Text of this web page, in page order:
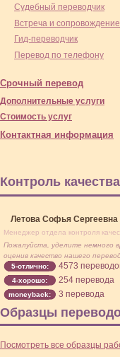
Cудебный переводчик
Встреча и сопровождение
Гид-переводчик
Перевод по телефону
Срочный перевод
Дополнительные услуги
Стоимость услуг
Контактная информация
Контроль качества
Летова Софья Сергеевна
Менеджер отдела контроля
Пожалуйста, уделите немного
оценив качество нашего
5-отлично:
4573
4-хорошо: 254 перевода
moneyback: 3 перевода
Образцы
Посмотреть все образцы